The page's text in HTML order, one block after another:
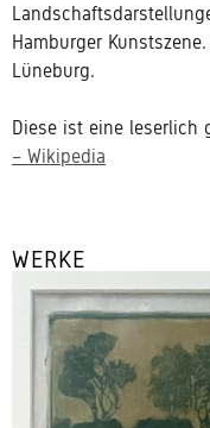
Hamburger
Lüneburg.
Diese ist eine leserlich
– Wikipedia
WERKE